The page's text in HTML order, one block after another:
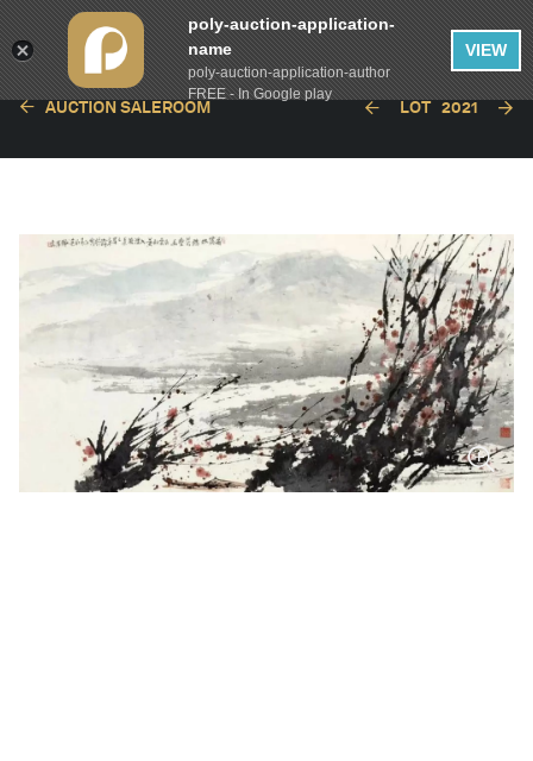
AUCTION SALEROOM LOT 2021
poly-auction-application-
name
poly-auction-application-author
FREE - In Google play
VIEW